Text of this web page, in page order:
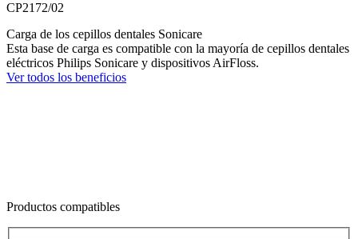
CP2172/02
Carga de los cepillos dentales Sonicare
Esta base de carga es compatible con la mayoría de cepillos dentales
eléctricos Philips Sonicare y dispositivos AirFloss.
Ver todos los beneficios
Productos compatibles